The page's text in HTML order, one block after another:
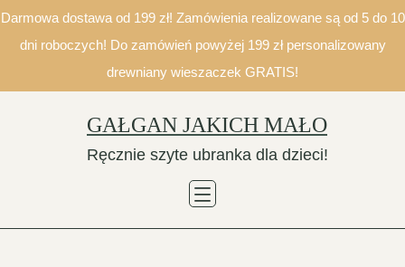
Darmowa dostawa od 199 zł! Zamówienia realizowane są od 5 do 10
dni roboczych! Do zamówień powyżej 199 zł personalizowany
drewniany wieszaczek GRATIS!
GAŁGAN JAKICH MAŁO
Ręcznie szyte ubranka dla dzieci!